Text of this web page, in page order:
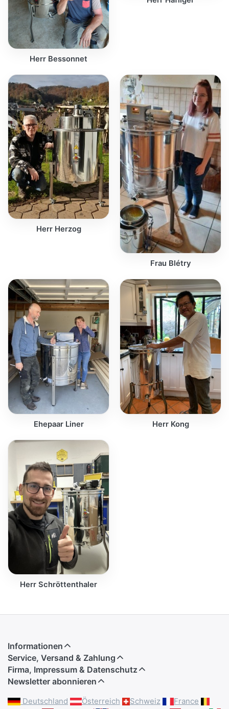
Herr Bessonnet
Herr Herzog
Frau Blétry
Ehepaar Liner Herr Kong
Herr Schröttenthaler
Informationen
Service, Versand & Zahlung
Firma, Impressum & Datenschutz
Newsletter abonnieren
Deutschland Österreich Schweiz
France